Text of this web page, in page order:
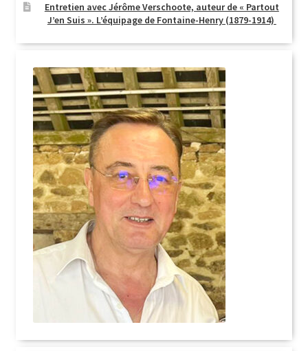
Entretien avec Jérôme Verschoote, auteur de « Partout
J’en Suis ». L’équipage de Fontaine-Henry (1879-1914)